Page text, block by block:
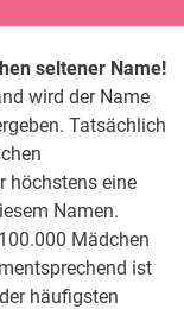
seltener Name!
wird der Name
Tatsächlich
höchstens eine
Namen.
Mädchen
ist
häufigsten